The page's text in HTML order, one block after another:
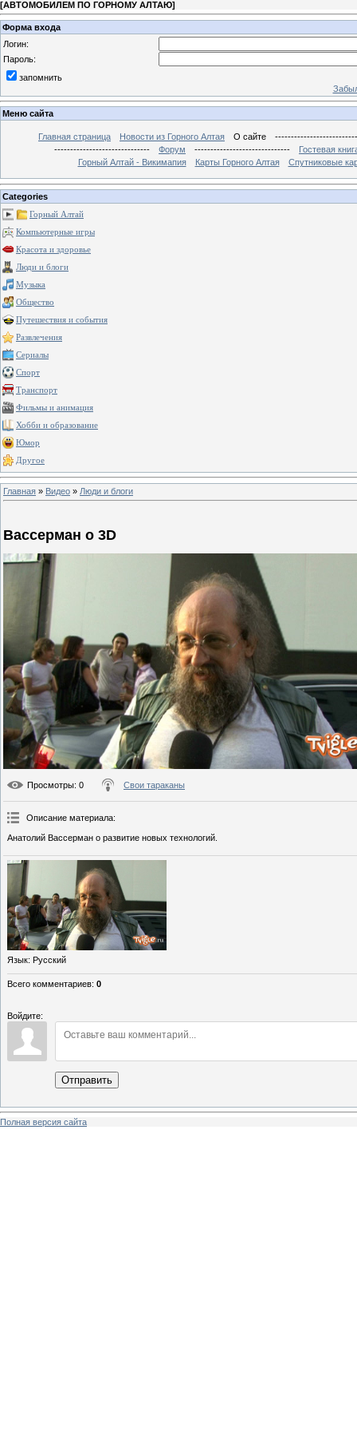
[АВТОМОБИЛЕМ ПО ГОРНОМУ АЛТАЮ]
Форма входа
Логин:
Пароль:
запомнить
Меню сайта
Главная страница Новости из Горного Алтая О сайте
------------------------------
Форум ------------------------------
Гостевая
Горный Алтай - Викимапия
Карты Горного Алтая Спутниковые
Categories
Горный Алтай
Компьютерные игры
Красота и здоровье
Люди и блоги
Музыка
Общество
Путешествия и события
Развлечения
Сериалы
Спорт
Транспорт
Фильмы и анимация
Хобби и образование
Юмор
Другое
Главная » Видео » Люди и блоги
Вассерман о 3D
Просмотры: 0 Свои тараканы
Описание материала:
Анатолий Вассерман о развитие новых технологий.
Язык: Русский
Всего комментариев: 0
Войдите:
Отправить
Полная версия сайта